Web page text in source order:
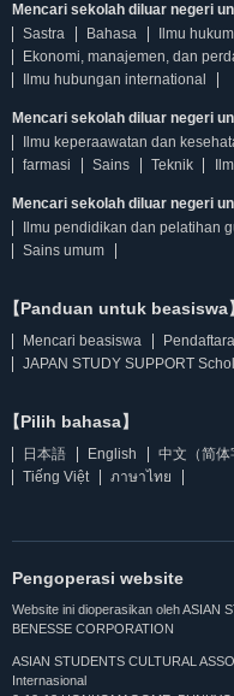
Mencari sekolah diluar negeri
Sastra
Bahasa
Ilmu hukum
Ekonomi, manajemen, dan
Ilmu hubungan international
Mencari sekolah diluar negeri
Ilmu keperaawatan dan
farmasi
Sains Teknik
Mencari sekolah diluar negeri
Ilmu pendidikan dan pelatihan
Sains umum
【Panduan untuk beasiswa】
Mencari beasiswa
JAPAN STUDY SUPPORT
【Pilih bahasa】
日本語 English 中文（简体
Tiếng Việt
ภาษาไทย
Pengoperasi website
Website ini dioperasikan oleh ASIAN
BENESSE CORPORATION
ASIAN STUDENTS CULTURAL
Internasional